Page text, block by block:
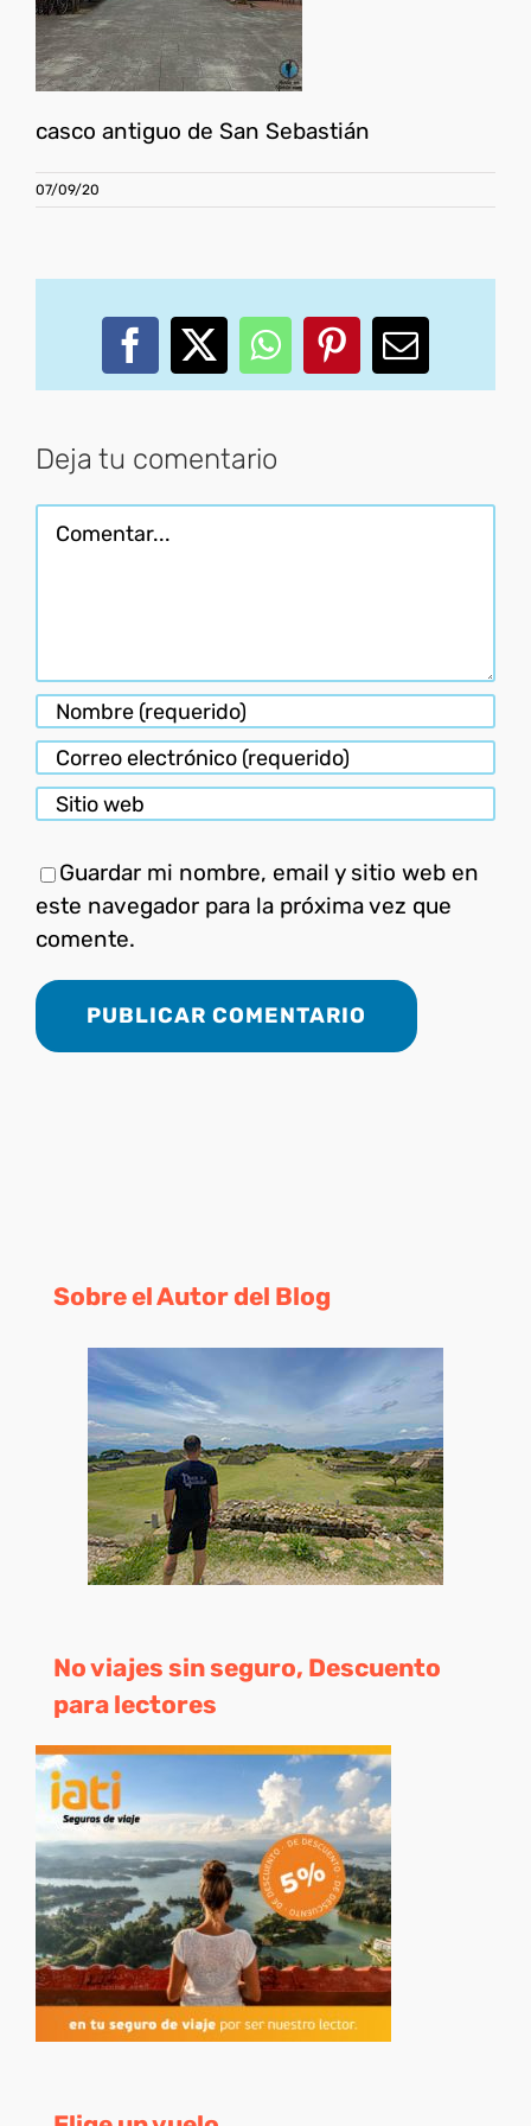
casco antiguo de San Sebastián
07/09/20
Facebook
X WhatsApp
PinterestCorreo
Deja tu comentario
Comentar
Guardar mi nombre, email y sitio web en
este navegador para la próxima vez que
comente.
Sobre el Autor del Blog
No viajes sin seguro, Descuento
para lectores